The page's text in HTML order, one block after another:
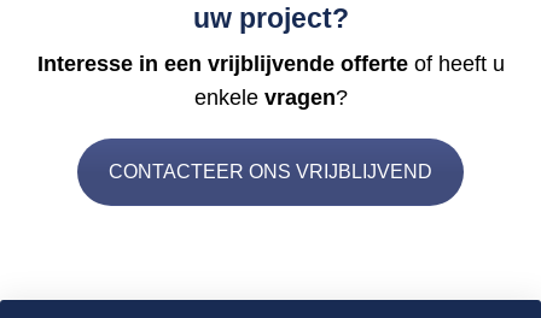
uw project?
Interesse in een vrijblijvende offerte of heeft u
enkelevragen?
CONTACTEER ONS VRIJBLIJVEND